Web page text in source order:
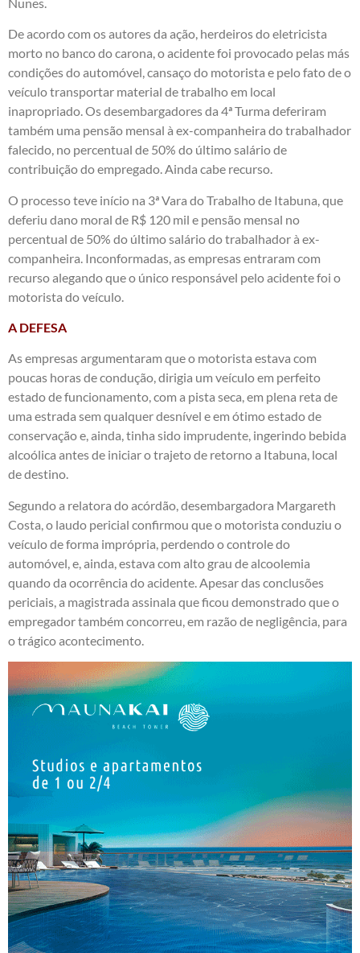
De acordo com os autores da ação, herdeiros do eletricista
morto no banco do carona, o acidente foi provocado pelas más
condições do automóvel, cansaço do motorista e pelo fato de o
veículo transportar material de trabalho em local
inapropriado. Os desembargadores da 4ª Turma deferiram
também uma pensão mensal à ex-companheira do trabalhador
falecido, no percentual de 50% do último salário de
contribuição do empregado. Ainda cabe recurso.
O processo teve início na 3ª Vara do Trabalho de Itabuna, que
deferiu dano moral de R$ 120 mil e pensão mensal no
percentual de 50% do último salário do trabalhador à ex-
companheira. Inconformadas, as empresas entraram com
recurso alegando que o único responsável pelo acidente foi o
motorista do veículo.
A DEFESA
As empresas argumentaram que o motorista estava com
poucas horas de condução, dirigia um veículo em perfeito
estado de funcionamento, com a pista seca, em plena reta de
uma estrada sem qualquer desnível e em ótimo estado de
conservação e, ainda, tinha sido imprudente, ingerindo bebida
alcoólica antes de iniciar o trajeto de retorno a Itabuna, local
de destino.
Segundo a relatora do acórdão, desembargadora Margareth
Costa, o laudo pericial confirmou que o motorista conduziu o
veículo de forma imprópria, perdendo o controle do
automóvel, e, ainda, estava com alto grau de alcoolemia
quando da ocorrência do acidente. Apesar das conclusões
periciais, a magistrada assinala que ficou demonstrado que o
empregador também concorreu, em razão de negligência, para
o trágico acontecimento.